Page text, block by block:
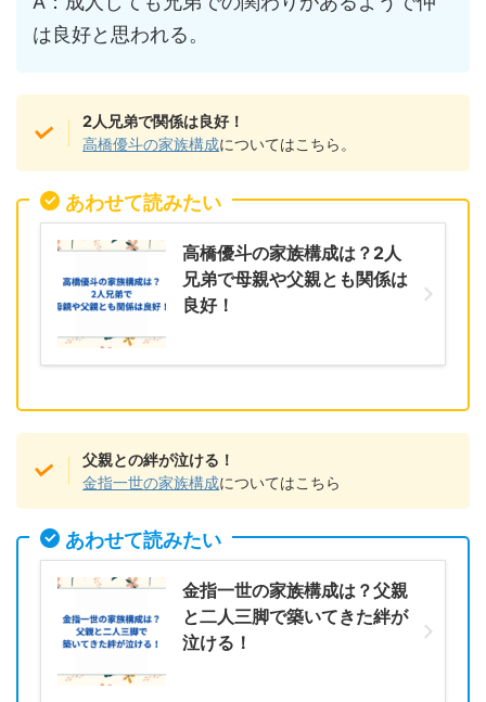
は良好と思われる。
2人兄弟で関係は良好！
高橋優斗の家族構成についてはこちら。
あわせて読みたい
高橋優斗の家族構成は？2人
兄弟で母親や父親とも関係は
良好！
父親との絆が泣ける！
金指一世の家族構成についてはこちら
あわせて読みたい
金指一世の家族構成は？父親
と二人三脚で築いてきた絆が
泣ける！